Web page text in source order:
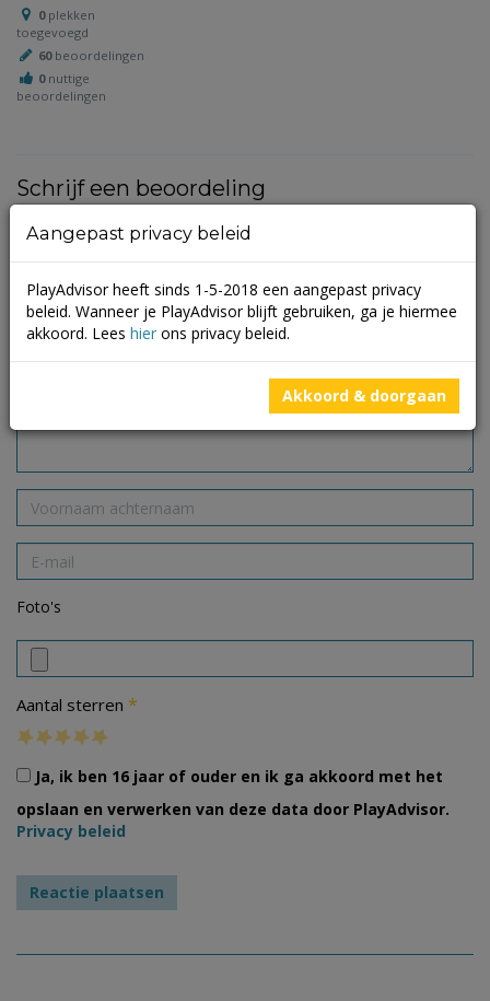
0plekken
toegevoegd
60beoordelingen
0nuttige
beoordelingen
Schrijf een beoordeling
Je e-mailadres wordt niet gepubliceerd.
gemarkeerd met*
Foto's
Aantal sterren *
Ja, ik ben 16 jaar of ouder en ik ga akkoord met het
opslaan en verwerken van deze data door PlayAdvisor.
Privacy beleid
Aangepast privacy beleid
PlayAdvisor heeft sinds 1-5-2018 een aangepast privacy
beleid. Wanneer je PlayAdvisor blijft gebruiken, ga je hiermee
akkoord. Lees hier ons privacy beleid.
Akkoord & doorgaan